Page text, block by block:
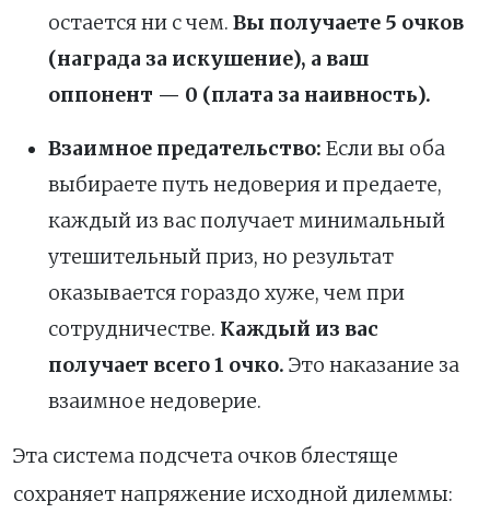
остается ни с чем. Вы получаете 5 очков
(награда за искушение), а ваш
оппонент — 0 (плата за наивность).
Взаимное предательство: Если вы оба
выбираете путь недоверия и предаете,
каждый из вас получает минимальный
утешительный приз, но результат
оказывается гораздо хуже, чем при
сотрудничестве. Каждый из вас
получает всего 1 очко. Это наказание за
взаимное недоверие.
Эта система подсчета очков блестяще
сохраняет напряжение исходной дилеммы: